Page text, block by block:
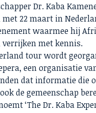
Dr. Kaba
22 maart in
waarmee hij
met kennis.
tour wordt
een organisatie
dat informatie die
de gemeenschap
‘The Dr. Kaba